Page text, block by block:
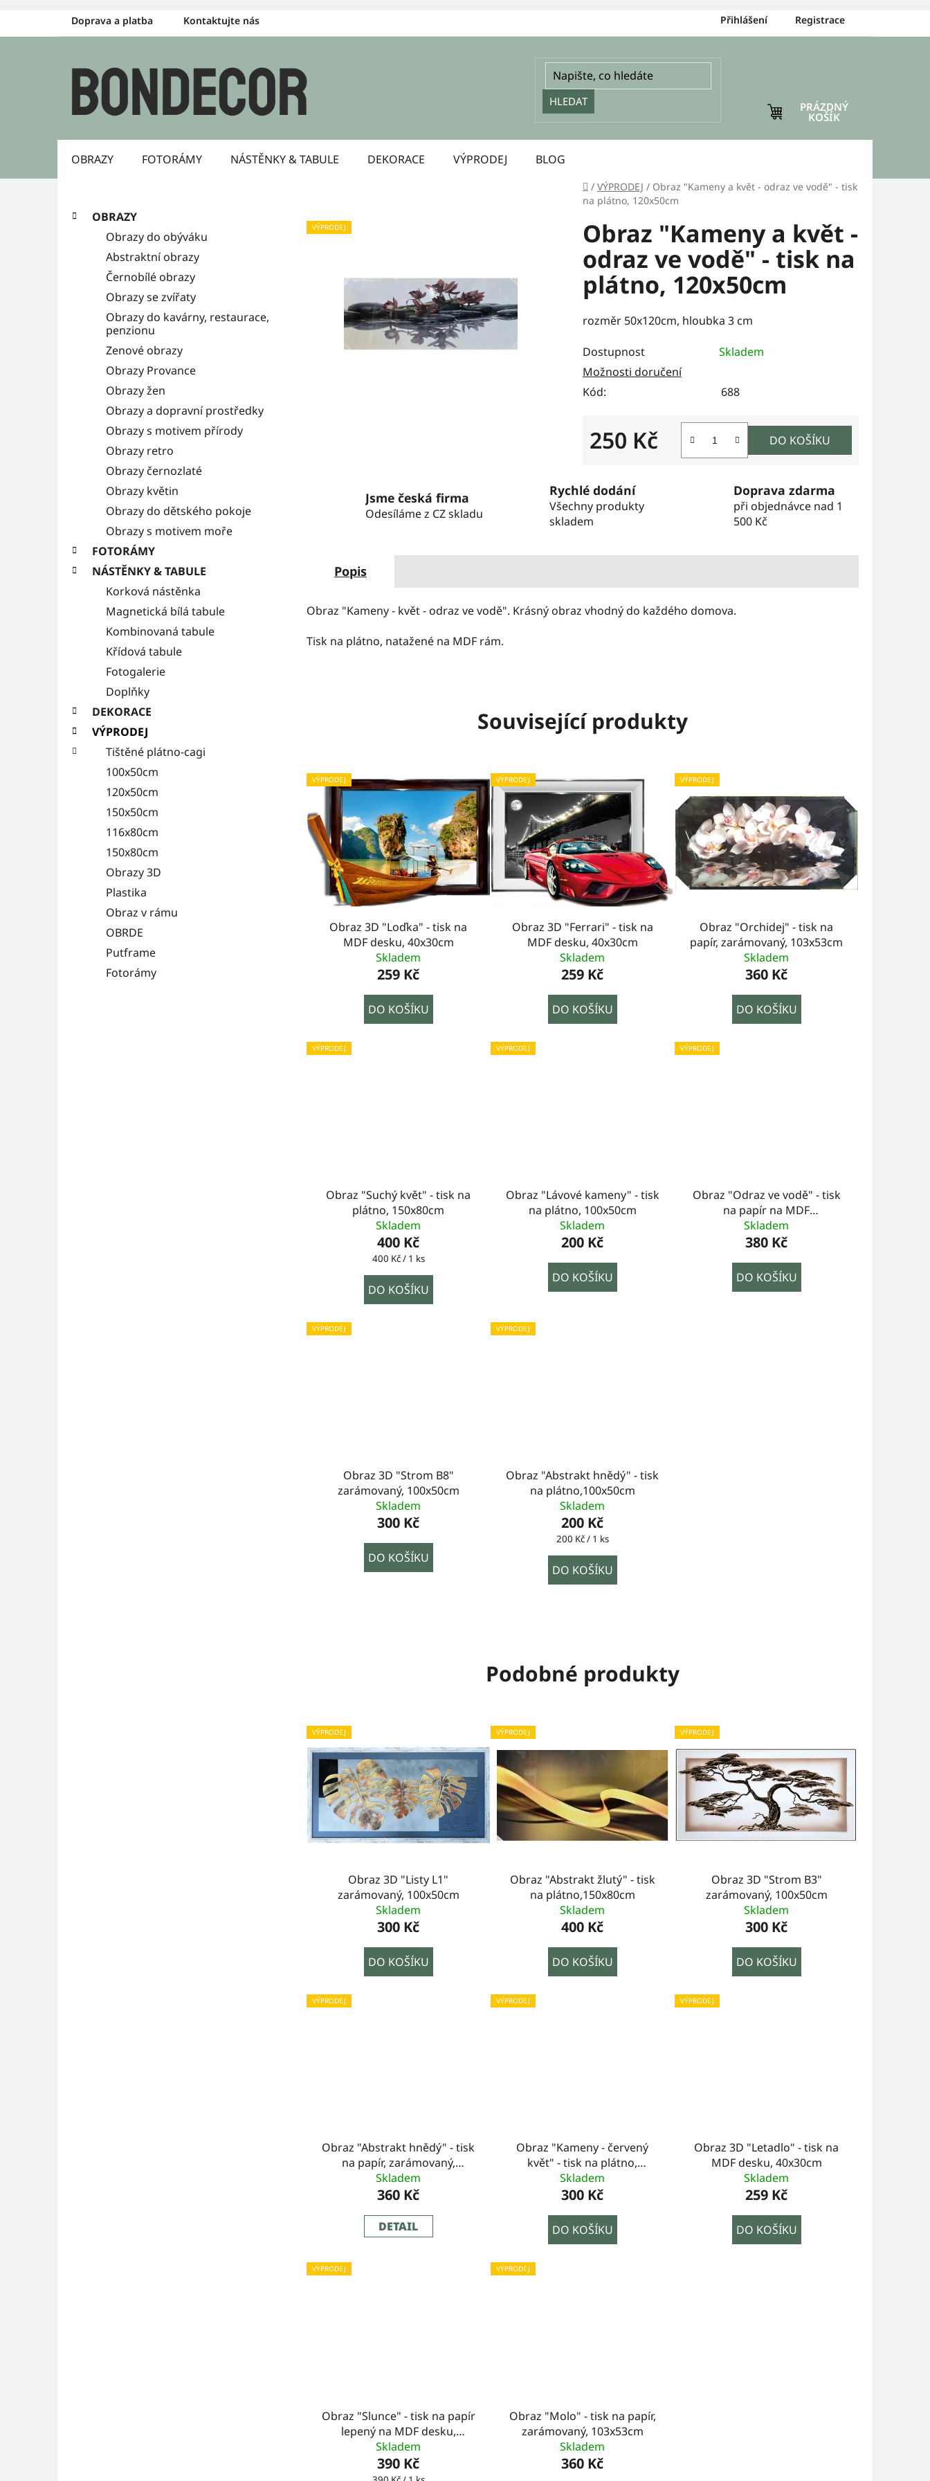
obsah
Doprava a platba Kontaktujte nás Přihlášení Registrace
HLEDAT
NÁKUPNÍ
PRÁZDNÝ
KOŠÍK
OBRAZY FOTORÁMY NÁSTĚNKY & TABULE DEKORACE VÝPRODEJ BLOG
Domů
/ VÝPRODEJ / Obraz "Kameny a květ - odraz ve vodě" - tisk
na plátno, 120x50cm
Přeskočit
kategorie
K
OBRAZY
Obrazy do obýváku
Abstraktní obrazy
Černobílé obrazy
Obrazy se zvířaty
Obrazy do kavárny, restaurace,
penzionu
Zenové obrazy
Obrazy Provance
Obrazy žen
Obrazy a dopravní prostředky
Obrazy s motivem přírody
Obrazy retro
Obrazy černozlaté
Obrazy květin
Obrazy do dětského pokoje
Obrazy s motivem moře
FOTORÁMY
NÁSTĚNKY & TABULE
Korková nástěnka
Magnetická bílá tabule
Kombinovaná tabule
Křídová tabule
Fotogalerie
Doplňky
DEKORACE
VÝPRODEJ
Tištěné plátno-cagi
100x50cm
120x50cm
150x50cm
116x80cm
150x80cm
Obrazy 3D
Plastika
Obraz v rámu
OBRDE
Putframe
Fotorámy
Obraz "Kameny a květ -
odraz ve vodě" - tisk na
plátno, 120x50cm
rozměr 50x120cm, hloubka 3 cm
Dostupnost
Skladem
Možnosti doručení
Kód:
688
250 Kč DO KOŠÍKU
VÝPRODEJ
Jsme česká firma
Odesíláme z CZ skladu
Rychlé dodání
Všechny produkty
skladem
Doprava zdarma
při objednávce nad 1
500 Kč
Popis
Obraz "Kameny - květ - odraz ve vodě". Krásný obraz vhodný do každého domova.
Tisk na plátno, natažené na MDF rám.
Související produkty
VÝPRODEJ
Obraz 3D "Loďka" - tisk na
MDF desku, 40x30cm
Skladem
259 Kč
DO KOŠÍKU
VÝPRODEJ
Obraz 3D "Ferrari" - tisk na
MDF desku, 40x30cm
Skladem
259 Kč
DO KOŠÍKU
VÝPRODEJ
Obraz "Orchidej" - tisk na
papír, zarámovaný, 103x53cm
Skladem
360 Kč
DO KOŠÍKU
VÝPRODEJ
Obraz "Suchý květ" - tisk na
plátno, 150x80cm
Skladem
400 Kč
Měrná
400 Kč / 1 ks
DO KOŠÍKU
VÝPRODEJ
Obraz "Lávové kameny" - tisk
na plátno, 100x50cm
Skladem
200 Kč
DO KOŠÍKU
VÝPRODEJ
Obraz "Odraz ve vodě" - tisk
na papír na MDF
desku,100x70cm
Skladem
380 Kč
DO KOŠÍKU
VÝPRODEJ
Obraz 3D "Strom B8"
zarámovaný, 100x50cm
Skladem
300 Kč
DO KOŠÍKU
VÝPRODEJ
Obraz "Abstrakt hnědý" - tisk
na plátno,100x50cm
Skladem
200 Kč
Měrná
200 Kč / 1 ks
DO KOŠÍKU
Podobné produkty
VÝPRODEJ
Obraz 3D "Listy L1"
zarámovaný, 100x50cm
Skladem
300 Kč
DO KOŠÍKU
VÝPRODEJ
Obraz "Abstrakt žlutý" - tisk
na plátno,150x80cm
Skladem
400 Kč
DO KOŠÍKU
VÝPRODEJ
Obraz 3D "Strom B3"
zarámovaný, 100x50cm
Skladem
300 Kč
DO KOŠÍKU
VÝPRODEJ
Obraz "Abstrakt hnědý" - tisk
na papír, zarámovaný,
103x53cm
Skladem
360 Kč
DETAIL
VÝPRODEJ
Obraz "Kameny - červený
květ" - tisk na plátno,
150x50cm
Skladem
300 Kč
DO KOŠÍKU
VÝPRODEJ
Obraz 3D "Letadlo" - tisk na
MDF desku, 40x30cm
Skladem
259 Kč
DO KOŠÍKU
VÝPRODEJ
Obraz "Slunce" - tisk na papír
lepený na MDF desku,
100x70cm
Skladem
390 Kč
VÝPRODEJ
Obraz "Molo" - tisk na papír,
zarámovaný, 103x53cm
Skladem
360 Kč